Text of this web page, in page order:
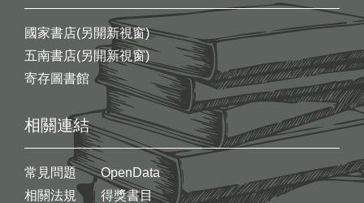
國家書店(另開新視窗)
五南書店(另開新視窗)
寄存圖書館
相關連結
常見問題
相關法規
OpenData
得獎書目